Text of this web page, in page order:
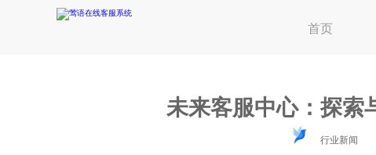
首页
未来客服中心：探索
行业新闻